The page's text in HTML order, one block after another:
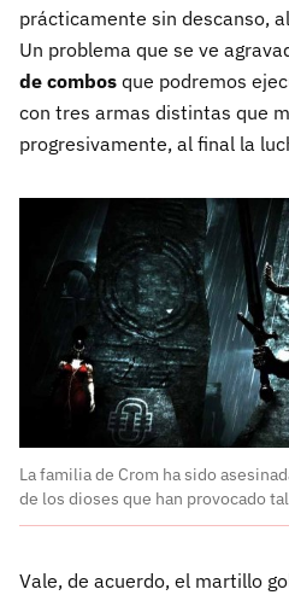
prácticamente sin descanso,
Un problema que se ve
de combos que podremos
con tres armas distintas que
progresivamente, al final la
La familia de Crom ha sido
de los dioses que han provocado
Vale, de acuerdo, el martillo